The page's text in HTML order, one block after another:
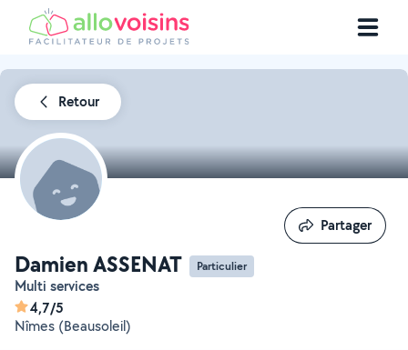
Retour
Damien ASSENAT Particulier
Multi services
4,7/5
Nîmes (Beausoleil)
Partager
Partager